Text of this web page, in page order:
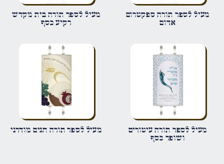
שם*
שמור בדפדפן זה את השם, האימייל והאתר שלי לפעם הבאה שאגיב.
מעיל לספר תורה ספקטרום
אדום
מעיל לספר תורה בית מקדש
רקיע כסף
מעיל לספר תורה עיטורים
ושופר כסף
מעיל לספר תורה חגים מודרני